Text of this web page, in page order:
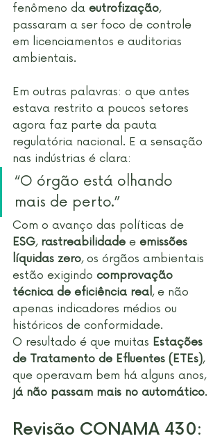
fenômeno da eutrofização,
passaram a ser foco de controle
em licenciamentos e auditorias
ambientais.
Em outras palavras: o que antes
estava restrito a poucos setores
agora faz parte da pauta
regulatória nacional. E a sensação
nas indústrias é clara:
“O órgão está olhando
mais de perto.”
Com o avanço das políticas de
ESG, rastreabilidade e emissões
líquidas zero, os órgãos ambientais
estão exigindo comprovação
técnica de eficiência real, e não
apenas indicadores médios ou
históricos de conformidade.
O resultado é que muitas Estações
de Tratamento de Efluentes (ETEs),
que operavam bem há alguns anos,
já não passam mais no automático.
Revisão CONAMA 430: